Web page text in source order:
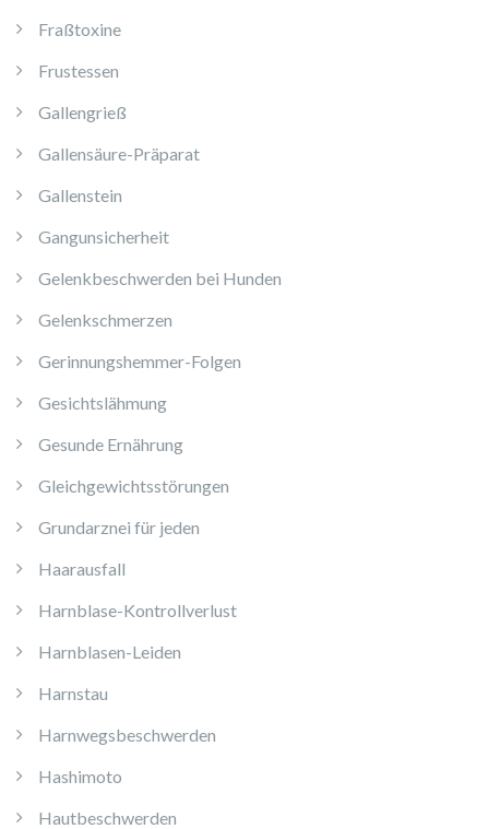
Fraßtoxine
Frustessen
Gallengrieß
Gallensäure-Präparat
Gallenstein
Gangunsicherheit
Gelenkbeschwerden bei Hunden
Gelenkschmerzen
Gerinnungshemmer-Folgen
Gesichtslähmung
Gesunde Ernährung
Gleichgewichtsstörungen
Grundarznei für jeden
Haarausfall
Harnblase-Kontrollverlust
Harnblasen-Leiden
Harnstau
Harnwegsbeschwerden
Hashimoto
Hautbeschwerden